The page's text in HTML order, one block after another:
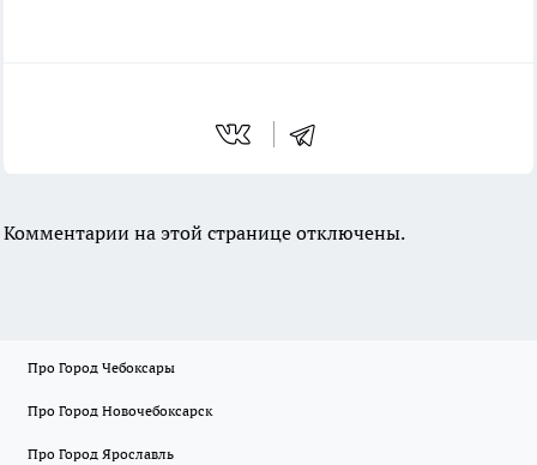
Комментарии на этой странице отключены.
Про Город Чебоксары
Про Город Новочебоксарск
Про Город Ярославль